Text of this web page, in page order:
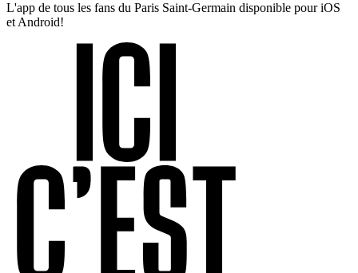
L'app de tous les fans du Paris Saint-Germain disponible pour iOS
et Android!